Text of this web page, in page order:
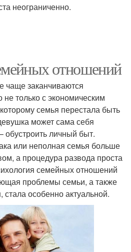
неограниченно.
отношений
чаще заканчиваются
только с экономическим
семья перестала быть
может сама себя
обустроить личный быт.
или неполная семья больше
а процедура развода проста
семейных отношений
проблемы семьи, а также
особенно актуальной.